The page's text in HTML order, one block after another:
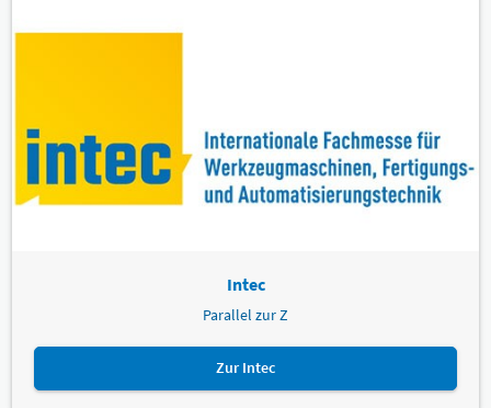
Intec
Parallel zur Z
Zur Intec